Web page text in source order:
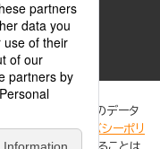
ためにCookie等のデータ
詳細は、「プライバシーポリ